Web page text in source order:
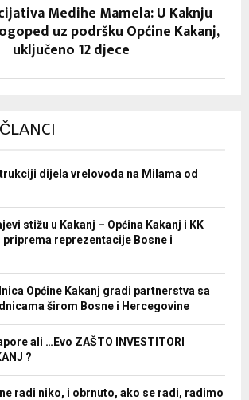
Medihe Mamela: U Kaknju
uz podršku Općine Kakanj,
uključeno 12 djece
dijela vrelovoda na Milama od
stižu u Kakanj – Općina Kakanj i KK
priprema reprezentacije Bosne i
Općine Kakanj gradi partnerstva sa
širom Bosne i Hercegovine
ali …Evo ZAŠTO INVESTITORI
?
radi niko, i obrnuto, ako se radi, radimo